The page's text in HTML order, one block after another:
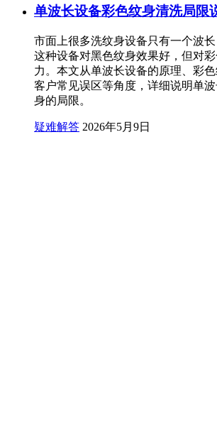
单波长设备彩色纹身清洗局限
市面上很多洗纹身设备只有一个波长
这种设备对黑色纹身效果好，但对
力。本文从单波长设备的原理、彩色
客户常见误区等角度，详细说明单
身的局限。
疑难解答 2026年5月9日